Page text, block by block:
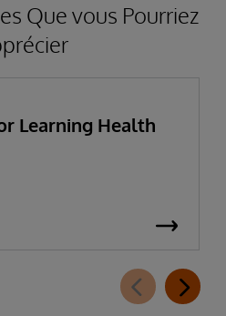
Que vous Pourriez
Learning Health